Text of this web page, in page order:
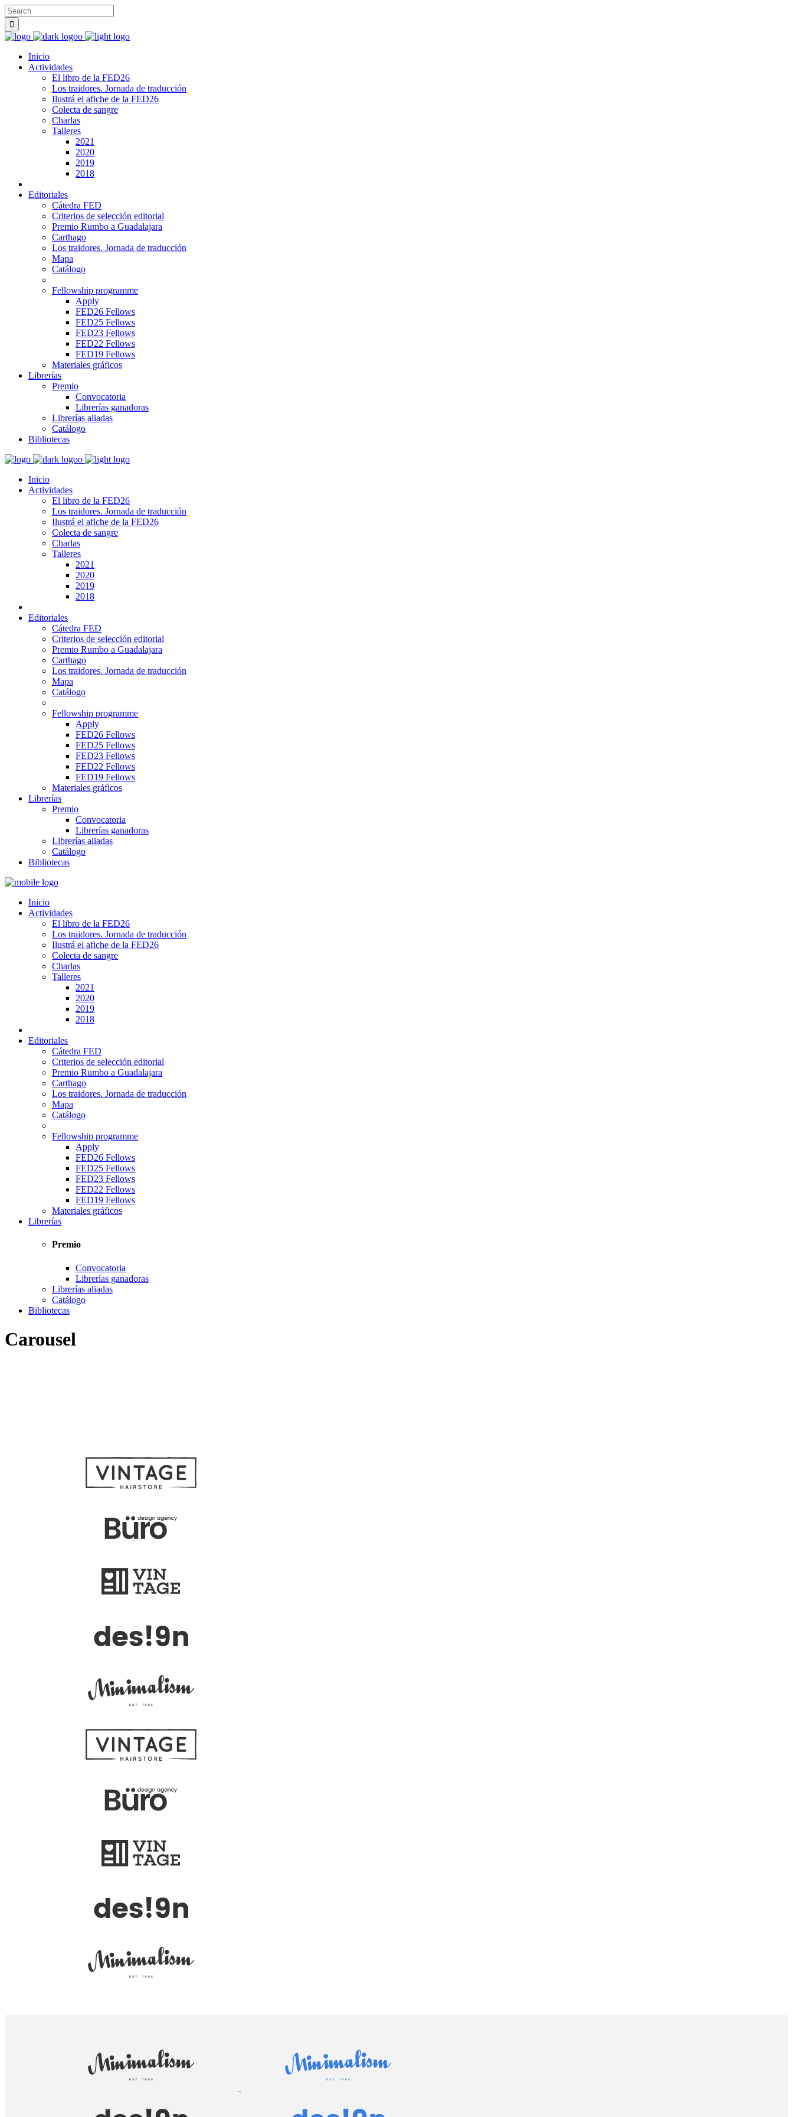
Inicio
Actividades
El libro de la FED26
Los traidores. Jornada de traducción
Ilustrá el afiche de la FED26
Colecta de sangre
Charlas
Talleres
2021
2020
2019
2018
Editoriales
Cátedra FED
Criterios de selección editorial
Premio Rumbo a Guadalajara
Carthago
Los traidores. Jornada de traducción
Mapa
Catálogo
Fellowship programme
Apply
FED26 Fellows
FED25 Fellows
FED23 Fellows
FED22 Fellows
FED19 Fellows
Materiales gráficos
Librerías
Premio
Convocatoria
Librerías ganadoras
Librerías aliadas
Catálogo
Bibliotecas
Inicio
Actividades
El libro de la FED26
Los traidores. Jornada de traducción
Ilustrá el afiche de la FED26
Colecta de sangre
Charlas
Talleres
2021
2020
2019
2018
Editoriales
Cátedra FED
Criterios de selección editorial
Premio Rumbo a Guadalajara
Carthago
Los traidores. Jornada de traducción
Mapa
Catálogo
Fellowship programme
Apply
FED26 Fellows
FED25 Fellows
FED23 Fellows
FED22 Fellows
FED19 Fellows
Materiales gráficos
Librerías
Premio
Convocatoria
Librerías ganadoras
Librerías aliadas
Catálogo
Bibliotecas
Inicio
Actividades
El libro de la FED26
Los traidores. Jornada de traducción
Ilustrá el afiche de la FED26
Colecta de sangre
Charlas
Talleres
2021
2020
2019
2018
Editoriales
Cátedra FED
Criterios de selección editorial
Premio Rumbo a Guadalajara
Carthago
Los traidores. Jornada de traducción
Mapa
Catálogo
Fellowship programme
Apply
FED26 Fellows
FED25 Fellows
FED23 Fellows
FED22 Fellows
FED19 Fellows
Materiales gráficos
Librerías
Premio
Convocatoria
Librerías ganadoras
Librerías aliadas
Catálogo
Bibliotecas
Carousel